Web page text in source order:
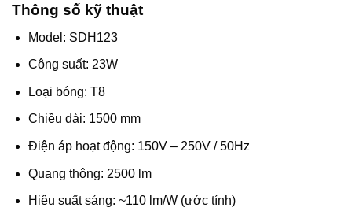
Thông số kỹ thuật
Model: SDH123
Công suất: 23W
Loại bóng: T8
Chiều dài: 1500 mm
Điện áp hoạt động: 150V – 250V / 50Hz
Quang thông: 2500 lm
Hiệu suất sáng: ~110 lm/W (ước tính)